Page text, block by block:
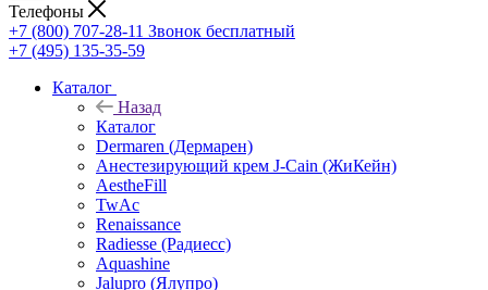
Телефоны
+7 (800) 707-28-11 Звонок бесплатный
+7 (495) 135-35-59
Каталог
Назад
Каталог
Dermaren (Дермарен)
Анестезирующий крем J-Cain (ЖиКейн)
AestheFill
TwAc
Renaissance
Radiesse (Радиесс)
Aquashine
Jalupro (Ялупро)